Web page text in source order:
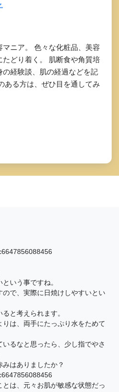
ニア。 色々な化粧品、美容
どり着く。 肌断食や角質培
経験談、肌の経過などを記
ある方は、ぜひ目を通してみ
いう事ですね。
で、実際に日焼けしやすいとい
と考えられます。
は、両手にたっぷり水をためて
るなと思ったら、少し指でやさ
はありましたか？
は、元々お肌が敏感な状態だっ